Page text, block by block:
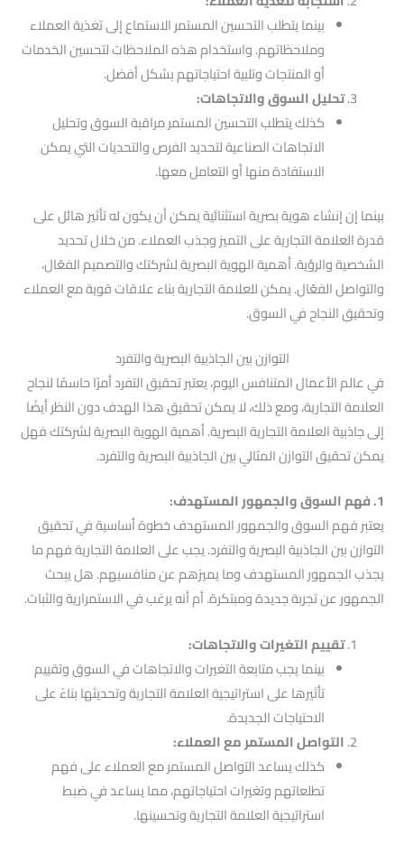
بينما يتطلب التحسين المستمر الاستماع إلى تغذية العملاء
وملاحظاتهم. واستخدام هذه الملاحظات لتحسين الخدمات
أو المنتجات وتلبية احتياجاتهم بشكل أفضل.
تحليل السوق والاتجاهات:
كذلك يتطلب التحسين المستمر مراقبة السوق وتحليل
الاتجاهات الصناعية لتحديد الفرص والتحديات التي يمكن
الاستفادة منها أو التعامل معها.
بينما إن إنشاء هوية بصرية استثنائية يمكن أن يكون له تأثير هائل على
قدرة العلامة التجارية على التميز وجذب العملاء. من خلال تحديد
الشخصية والرؤية. أهمية الهوية البصرية لشركتك والتصميم الفعّال،
والتواصل الفعّال. يمكن للعلامة التجارية بناء علاقات قوية مع العملاء
وتحقيق النجاح في السوق.
التوازن بين الجاذبية البصرية والتفرد
في عالم الأعمال المتنافس اليوم، يعتبر تحقيق التفرد أمرًا حاسمًا لنجاح
العلامة التجارية، ومع ذلك، لا يمكن تحقيق هذا الهدف دون النظر أيضًا
إلى جاذبية العلامة التجارية البصرية. أهمية الهوية البصرية لشركتك فهل
يمكن تحقيق التوازن المثالي بين الجاذبية البصرية والتفرد.
1. فهم السوق والجمهور المستهدف:
يعتبر فهم السوق والجمهور المستهدف خطوة أساسية في تحقيق
التوازن بين الجاذبية البصرية والتفرد. يجب على العلامة التجارية فهم ما
يجذب الجمهور المستهدف وما يميزهم عن منافسيهم. هل يبحث
الجمهور عن تجربة جديدة ومبتكرة. أم أنه يرغب في الاستمرارية والثبات.
تقييم التغيرات والاتجاهات:
بينما يجب متابعة التغيرات والاتجاهات في السوق وتقييم
تأثيرها على استراتيجية العلامة التجارية وتحديثها بناءً على
الاحتياجات الجديدة.
التواصل المستمر مع العملاء:
كذلك يساعد التواصل المستمر مع العملاء على فهم
تطلعاتهم وتغيرات احتياجاتهم، مما يساعد في ضبط
استراتيجية العلامة التجارية وتحسينها.